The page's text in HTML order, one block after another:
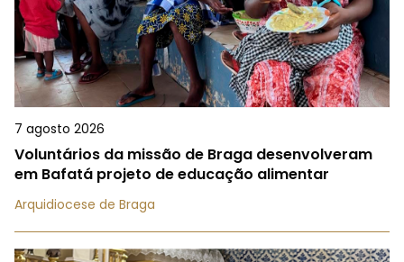
7 agosto 2026
Voluntários da missão de Braga desenvolveram
em Bafatá projeto de educação alimentar
Arquidiocese de Braga